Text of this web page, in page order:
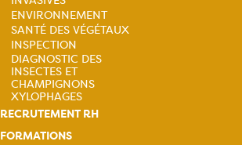
Navigation
principale
ENVIRONNEMENT
SANTÉ DES VÉGÉTAUX
INSPECTION
DIAGNOSTIC DES
INSECTES ET
CHAMPIGNONS
XYLOPHAGES
RECRUTEMENT RH
FORMATIONS